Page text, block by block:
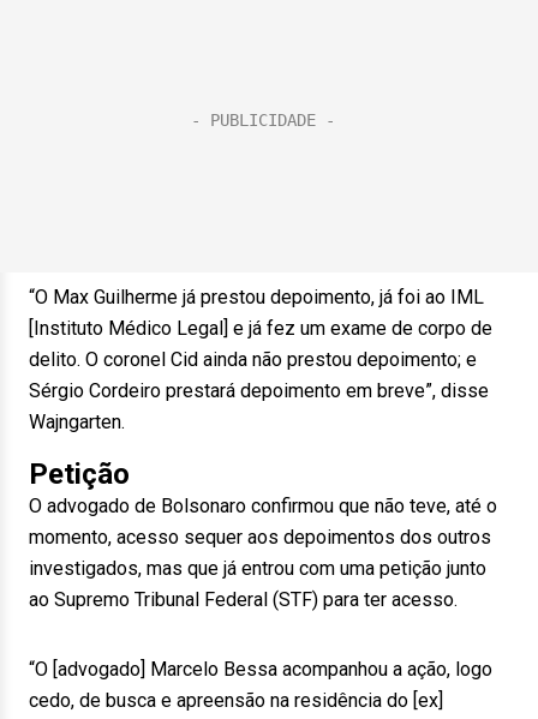
“O Max Guilherme já prestou depoimento, já foi ao IML
[Instituto Médico Legal] e já fez um exame de corpo de
delito. O coronel Cid ainda não prestou depoimento; e
Sérgio Cordeiro prestará depoimento em breve”, disse
Wajngarten.
Petição
O advogado de Bolsonaro confirmou que não teve, até o
momento, acesso sequer aos depoimentos dos outros
investigados, mas que já entrou com uma petição junto
ao Supremo Tribunal Federal (STF) para ter acesso.
“O [advogado] Marcelo Bessa acompanhou a ação, logo
cedo, de busca e apreensão na residência do [ex]